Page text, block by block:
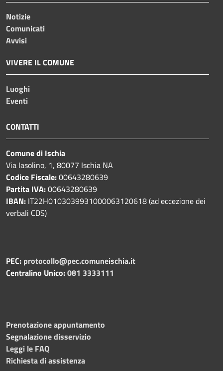
Notizie
Comunicati
Avvisi
VIVERE IL COMUNE
Luoghi
Eventi
CONTATTI
Comune di Ischia
Via Iasolino, 1, 80077 Ischia NA
Codice Fiscale:00643280639
Partita IVA:00643280639
IBAN: IT22H0103039931000063120618 (ad eccezione dei
verbali CDS)
PEC: protocollo@pec.comuneischia.it
Centralino Unico:081 3333111
Prenotazione appuntamento
Segnalazione disservizio
Leggi le FAQ
Richiesta di assistenza